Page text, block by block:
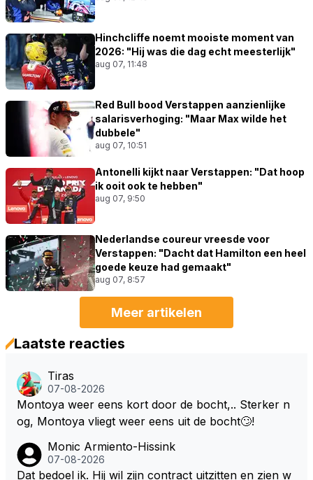
Hinchcliffe noemt mooiste moment van
2026: "Hij was die dag echt meesterlijk"
aug 07, 11:48
Red Bull bood Verstappen aanzienlijke
salarisverhoging: "Maar Max wilde het
dubbele"
aug 07, 10:51
Antonelli kijkt naar Verstappen: "Dat hoop
ik ooit ook te hebben"
aug 07, 9:50
Nederlandse coureur vreesde voor
Verstappen: "Dacht dat Hamilton een heel
goede keuze had gemaakt"
aug 07, 8:57
Meer artikelen
Laatste reacties
Tiras
07-08-2026
Montoya weer eens kort door de bocht,.. Sterker n
og, Montoya vliegt weer eens uit de bocht🙄!
Monic Armiento-Hissink
07-08-2026
Dat bedoel ik. Hij wil zijn contract uitzitten en zien w